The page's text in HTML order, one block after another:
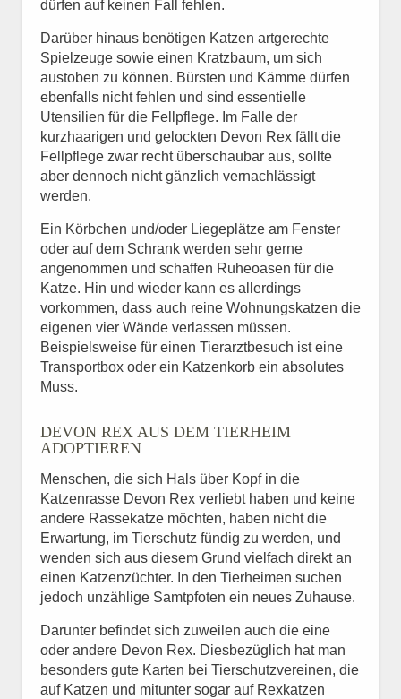
dürfen auf keinen Fall fehlen.
Darüber hinaus benötigen Katzen artgerechte
Spielzeuge sowie einen Kratzbaum, um sich
austoben zu können. Bürsten und Kämme dürfen
ebenfalls nicht fehlen und sind essentielle
Utensilien für die Fellpflege. Im Falle der
kurzhaarigen und gelockten Devon Rex fällt die
Fellpflege zwar recht überschaubar aus, sollte
aber dennoch nicht gänzlich vernachlässigt
werden.
Ein Körbchen und/oder Liegeplätze am Fenster
oder auf dem Schrank werden sehr gerne
angenommen und schaffen Ruheoasen für die
Katze. Hin und wieder kann es allerdings
vorkommen, dass auch reine Wohnungskatzen die
eigenen vier Wände verlassen müssen.
Beispielsweise für einen Tierarztbesuch ist eine
Transportbox oder ein Katzenkorb ein absolutes
Muss.
DEVON REX AUS DEM TIERHEIM
ADOPTIEREN
Menschen, die sich Hals über Kopf in die
Katzenrasse Devon Rex verliebt haben und keine
andere Rassekatze möchten, haben nicht die
Erwartung, im Tierschutz fündig zu werden, und
wenden sich aus diesem Grund vielfach direkt an
einen Katzenzüchter. In den Tierheimen suchen
jedoch unzählige Samtpfoten ein neues Zuhause.
Darunter befindet sich zuweilen auch die eine
oder andere Devon Rex. Diesbezüglich hat man
besonders gute Karten bei Tierschutzvereinen, die
auf Katzen und mitunter sogar auf Rexkatzen